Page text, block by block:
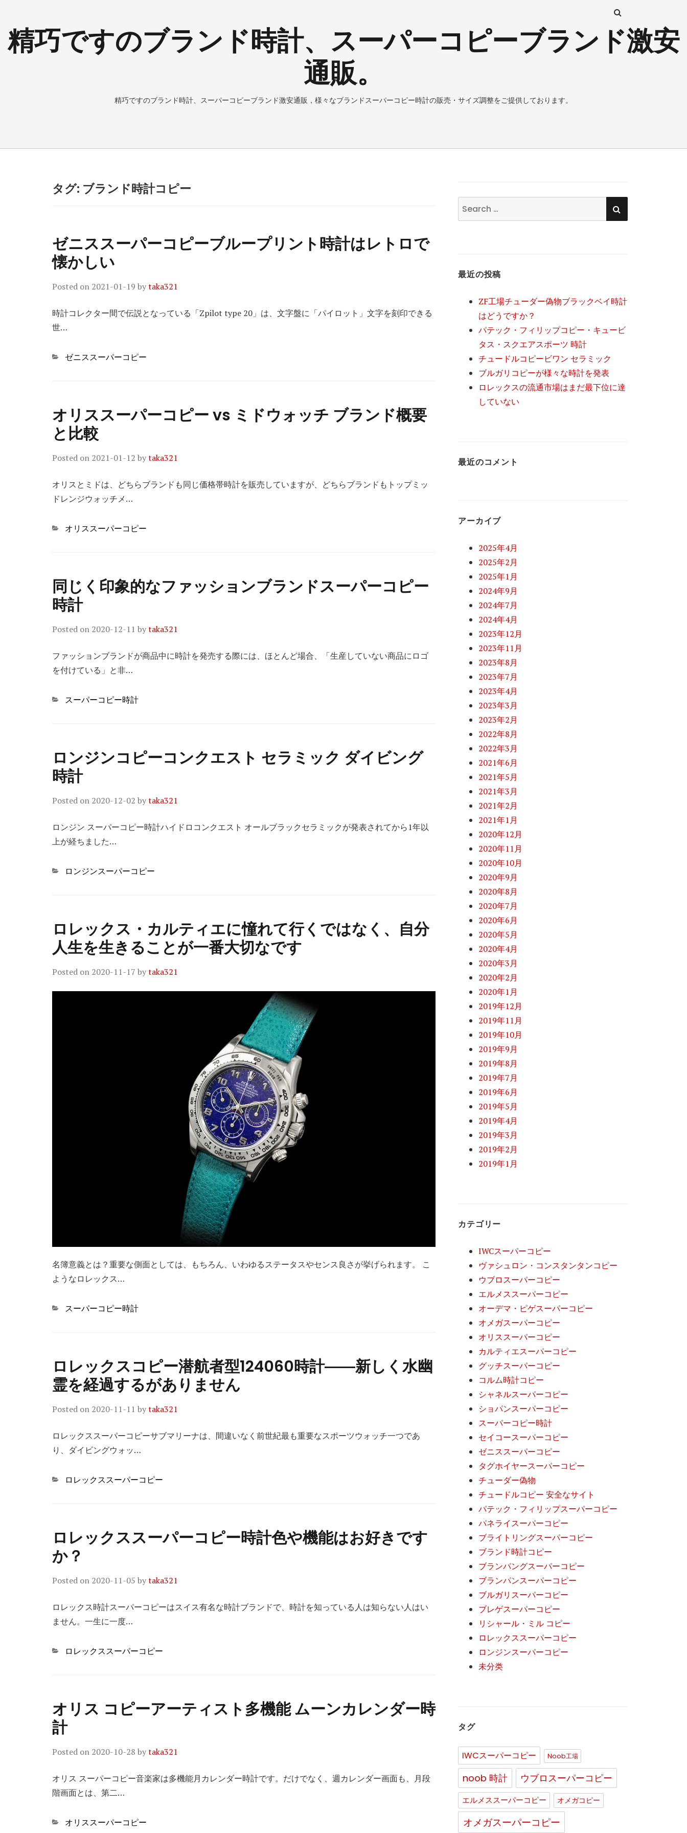
精巧ですのブランド時計、スーパーコピーブランド激安
通販。
精巧ですのブランド時計、スーパーコピーブランド激安通販，様々なブランドスーパーコピー時計の販売・サイズ調整をご提供しております。
タグ: ブランド時計コピー
ゼニススーパーコピーブループリント時計はレトロで
懐かしい
Posted on 2021-01-19 bytaka321
時計コレクター間で伝説となっている「Zpilot type 20」は、文字盤に「パイロット」文字を刻印できる
世…
Categories
ゼニススーパーコピー
オリススーパーコピー vs ミドウォッチ ブランド概要
と比較
Posted on 2021-01-12 bytaka321
オリスとミドは、どちらブランドも同じ価格帯時計を販売していますが、どちらブランドもトップミッ
ドレンジウォッチメ…
Categories
オリススーパーコピー
同じく印象的なファッションブランドスーパーコピー
時計
Posted on 2020-12-11 bytaka321
ファッションブランドが商品中に時計を発売する際には、ほとんど場合、「生産していない商品にロゴ
を付けている」と非…
Categories
スーパーコピー時計
ロンジンコピーコンクエスト セラミック ダイビング
時計
Posted on 2020-12-02 bytaka321
ロンジン スーパーコピー時計ハイドロコンクエスト オールブラックセラミックが発表されてから1年以
上が経ちました…
Categories
ロンジンスーパーコピー
ロレックス・カルティエに憧れて行くではなく、自分
人生を生きることが一番大切なです
Posted on 2020-11-17 bytaka321
名簿意義とは？重要な側面としては、もちろん、いわゆるステータスやセンス良さが挙げられます。 こ
ようなロレックス…
Categories
スーパーコピー時計
ロレックスコピー潜航者型124060時計――新しく水幽
霊を経過するがありません
Posted on 2020-11-11 bytaka321
ロレックススーパーコピーサブマリーナは、間違いなく前世紀最も重要なスポーツウォッチ一つであ
り、ダイビングウォッ…
Categories
ロレックススーパーコピー
ロレックススーパーコピー時計色や機能はお好きです
か？
Posted on 2020-11-05 bytaka321
ロレックス時計スーパーコピーはスイス有名な時計ブランドで、時計を知っている人は知らない人はい
ません。一生に一度…
Categories
ロレックススーパーコピー
オリス コピーアーティスト多機能 ムーンカレンダー時
計
Posted on 2020-10-28 bytaka321
オリス スーパーコピー音楽家は多機能月カレンダー時計です。だけでなく、週カレンダー画面も、月段
階画面とは、第二…
Categories
オリススーパーコピー
Search
for:
SEARCH
最近の投稿
ZF工場チューダー偽物ブラックベイ時計
はどうですか？
パテック・フィリップコピー・キュービ
タス・スクエアスポーツ 時計
チュードルコピービワン セラミック
ブルガリコピーが様々な時計を発表
ロレックスの流通市場はまだ最下位に達
していない
最近のコメント
アーカイブ
2025年4月
2025年2月
2025年1月
2024年9月
2024年7月
2024年4月
2023年12月
2023年11月
2023年8月
2023年7月
2023年4月
2023年3月
2023年2月
2022年8月
2022年3月
2021年6月
2021年5月
2021年3月
2021年2月
2021年1月
2020年12月
2020年11月
2020年10月
2020年9月
2020年8月
2020年7月
2020年6月
2020年5月
2020年4月
2020年3月
2020年2月
2020年1月
2019年12月
2019年11月
2019年10月
2019年9月
2019年8月
2019年7月
2019年6月
2019年5月
2019年4月
2019年3月
2019年2月
2019年1月
カテゴリー
IWCスーパーコピー
ヴァシュロン・コンスタンタンコピー
ウブロスーパーコピー
エルメススーパーコピー
オーデマ・ピゲスーパーコピー
オメガスーパーコピー
オリススーパーコピー
カルティエスーパーコピー
グッチスーパーコピー
コルム時計コピー
シャネルスーパーコピー
ショパンスーパーコピー
スーパーコピー時計
セイコースーパーコピー
ゼニススーパーコピー
タグホイヤースーパーコピー
チューダー偽物
チュードルコピー 安全なサイト
パテック・フィリップスーパーコピー
パネライスーパーコピー
ブライトリングスーパーコピー
ブランド時計コピー
ブランパングスーパーコピー
ブランパンスーパーコピー
ブルガリスーパーコピー
ブレゲスーパーコピー
リシャール・ミル コピー
ロレックススーパーコピー
ロンジンスーパーコピー
未分类
タグ
IWCスーパーコピー Noob工場
noob 時計 ウブロスーパーコピー
エルメススーパーコピー オメガコピー
オメガスーパーコピー